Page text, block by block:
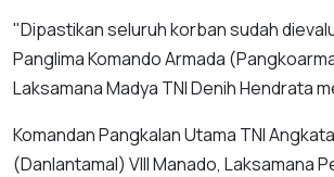
"Dipastikan seluruh korban sudah
Panglima Komando Armada
Laksamana Madya TNI Denih Hendrata
Komandan Pangkalan Utama TNI
(Danlantamal) VIII Manado, Laksamana